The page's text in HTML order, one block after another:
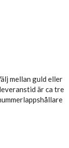
mellan guld eller
är ca tre